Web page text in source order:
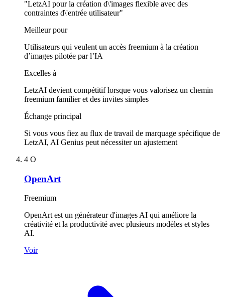
"LetzAI pour la création d\'images flexible avec des
contraintes d\'entrée utilisateur"
Meilleur pour
Utilisateurs qui veulent un accès freemium à la création
d’images pilotée par l’IA
Excelles à
LetzAI devient compétitif lorsque vous valorisez un chemin
freemium familier et des invites simples
Échange principal
Si vous vous fiez au flux de travail de marquage spécifique de
LetzAI, AI Genius peut nécessiter un ajustement
4 O
OpenArt
Freemium
OpenArt est un générateur d'images AI qui améliore la
créativité et la productivité avec plusieurs modèles et styles
AI.
Voir